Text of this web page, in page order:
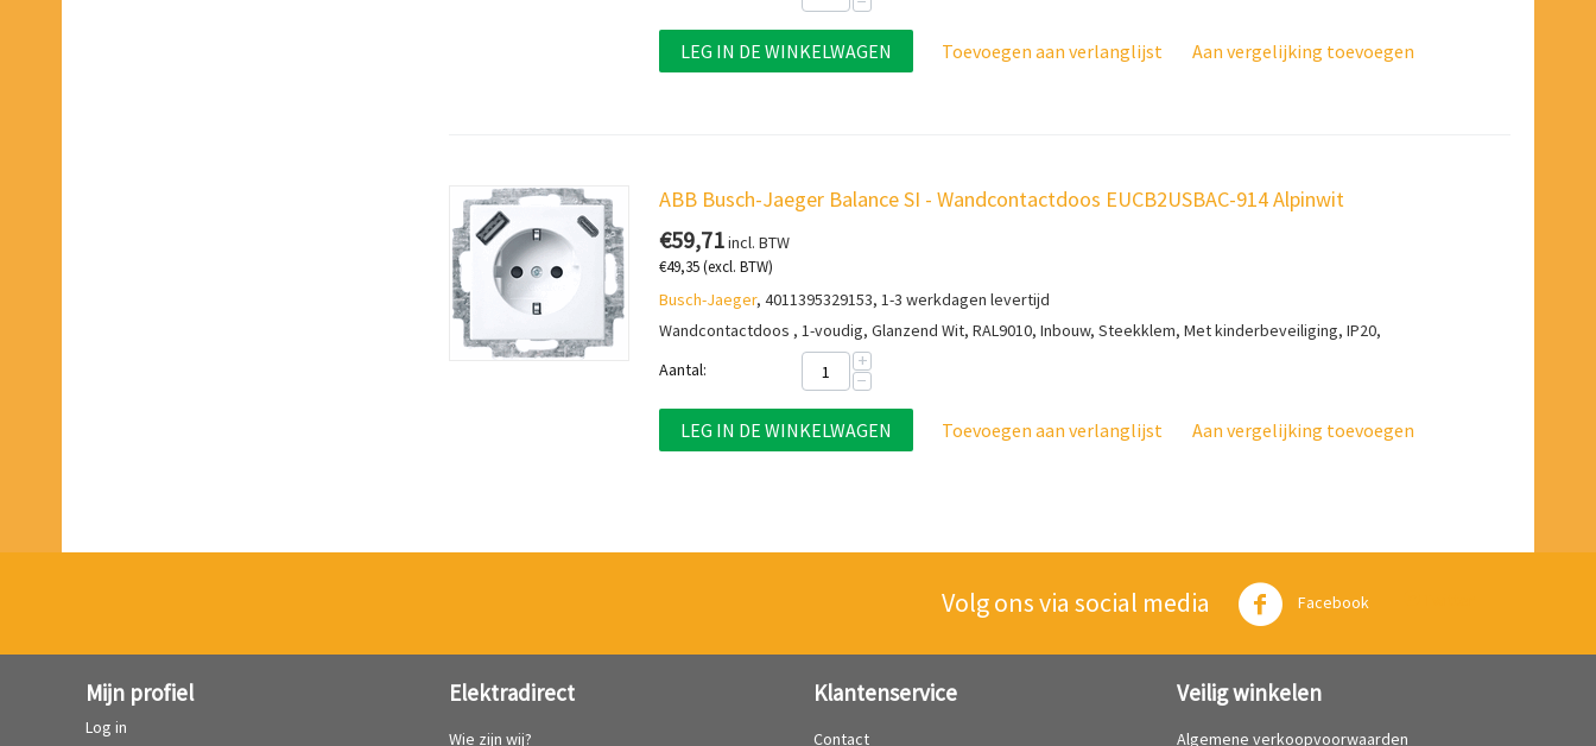
LEG IN DE WINKELWAGEN Toevoegen aan verlanglijst Aan vergelijking toevoegen
ABB Busch-Jaeger Balance SI - Wandcontactdoos EUCB2USBAC-914 Alpinwit
€59,71incl. BTW
€49,35(excl. BTW)
Busch-Jaeger, 4011395329153, 1-3 werkdagen levertijd
Wandcontactdoos , 1-voudig, Glanzend Wit, RAL9010, Inbouw, Steekklem, Met kinderbeveiliging, IP20,
Aantal:
+
−
LEG IN DE WINKELWAGEN Toevoegen aan verlanglijst Aan vergelijking toevoegen
Volg ons via social media Facebook
Mijn profiel
Log in
Elektradirect
Wie zijn wij?
Klantenservice
Contact
Veilig winkelen
Algemene verkoopvoorwaarden